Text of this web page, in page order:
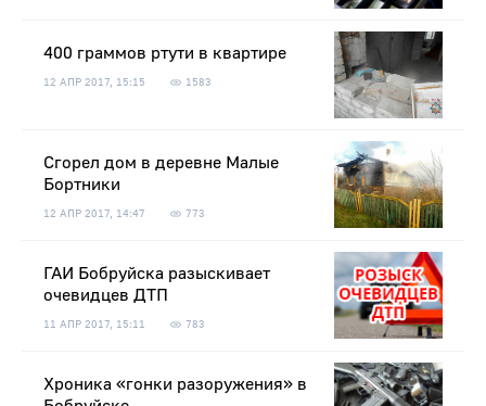
400 граммов ртути в квартире
12 АПР 2017, 15:15 1583
Сгорел дом в деревне Малые
Бортники
12 АПР 2017, 14:47 773
ГАИ Бобруйска разыскивает
очевидцев ДТП
11 АПР 2017, 15:11 783
Хроника «гонки разоружения» в